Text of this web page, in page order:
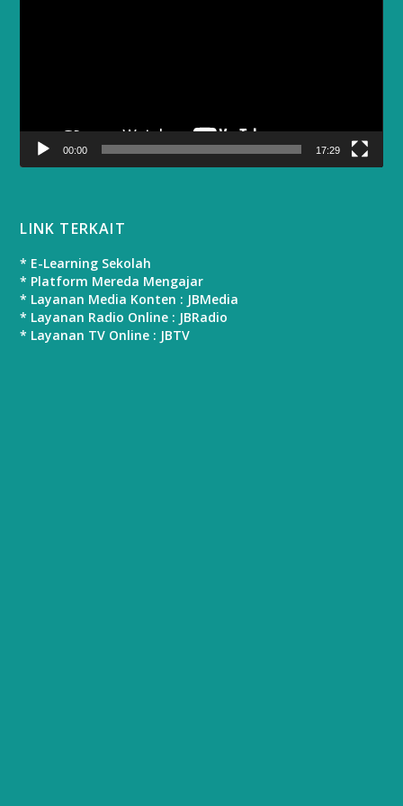
00:00 17:29
LINK TERKAIT
* E-Learning Sekolah
* Platform Mereda Mengajar
* Layanan Media Konten : JBMedia
* Layanan Radio Online : JBRadio
* Layanan TV Online : JBTV